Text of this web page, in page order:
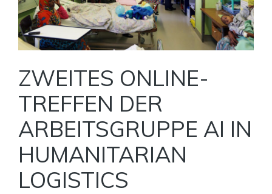
ZWEITES ONLINE-
TREFFEN DER
ARBEITSGRUPPE AI IN
HUMANITARIAN
LOGISTICS